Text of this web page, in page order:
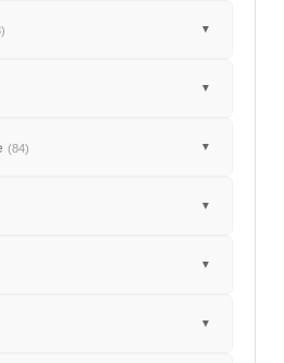
▼
▼
(84) ▼
▼
▼
▼